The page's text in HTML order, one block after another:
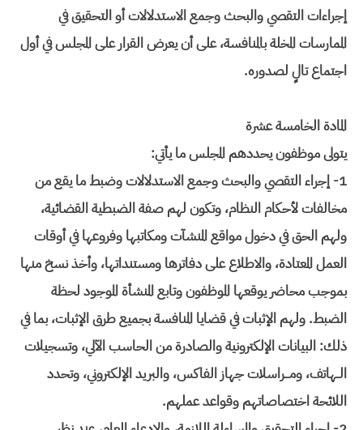
إجراءات التقصي والبحث وجمع الاستدلالات أو التحقيق في
الممارسات المخلة بالمنافسة، على أن يعرض القرار على المجلس في أول
اجتماع تالٍ لصدوره.
المادة الخامسة عشرة
يتولى موظفون يحددهم المجلس ما يأتي:
1- إجراء التقصي والبحث وجمع الاستدلالات وضبط ما يقع من
مخالفات لأحكام النظام، وتكون لهم صفة الضبطية القضائية،
ولهم الحق في دخول مواقع المنشآت ومكاتبها وفروعها في أوقات
العمل المعتادة، والاطلاع على دفاترها ومستنداتها، وأخذ نسخ منها
بموجب محاضر يوقعها الموظفون وتابع المنشأة الموجود لحظة
الضبط. ولهم الإثبات في قضايا المنافسة بجميع طرق الإثبات، بما في
ذلك: البيانات الإلكترونية والصادرة من الحاسب الآلي، وتسجيلات
الــهاتف، ومـــراسلات جهاز الفاكس، والبريد الإلكتروني، وتحدد
اللائحة اختصاصاتهم وقواعد عملهم.